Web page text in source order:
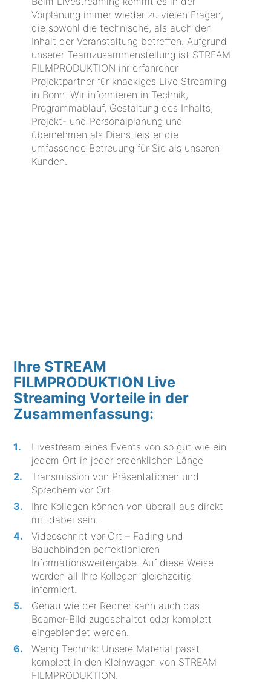
Vorplanung immer wieder zu vielen Fragen,
die sowohl die technische, als auch den
Inhalt der Veranstaltung betreffen. Aufgrund
unserer Teamzusammenstellung ist STREAM
FILMPRODUKTION ihr erfahrener
Projektpartner für knackiges Live Streaming
in Bonn. Wir informieren in Technik,
Programmablauf, Gestaltung des Inhalts,
Projekt- und Personalplanung und
übernehmen als Dienstleister die
umfassende Betreuung für Sie als unseren
Kunden.
Ihre STREAM
FILMPRODUKTION Live
Streaming Vorteile in der
Zusammenfassung:
Livestream eines Events von so gut wie ein
jedem Ort in jeder erdenklichen Länge
Transmission von Präsentationen und
Sprechern vor Ort.
Ihre Kollegen können von überall aus direkt
mit dabei sein.
Videoschnitt vor Ort – Fading und
Bauchbinden perfektionieren
Informationsweitergabe. Auf diese Weise
werden all Ihre Kollegen gleichzeitig
informiert.
Genau wie der Redner kann auch das
Beamer-Bild zugeschaltet oder komplett
eingeblendet werden.
Wenig Technik: Unsere Material passt
komplett in den Kleinwagen von STREAM
FILMPRODUKTION.